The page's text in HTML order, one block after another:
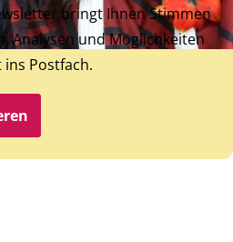
bringt Ihnen Stimmen
Analysen und Möglichkeiten
Postfach.